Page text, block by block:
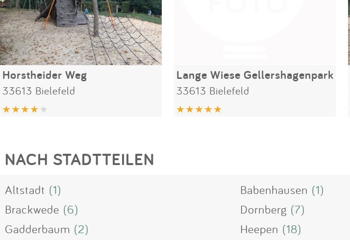
Horstheider Weg
33613 Bielefeld
Lange Wiese Gellershagenpark
33613 Bielefeld
NACH STADTTEILEN
Altstadt (1) Babenhausen (1)
Brackwede (6) Dornberg (7)
Gadderbaum (2) Heepen (18)